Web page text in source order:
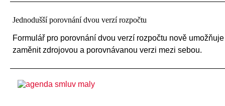
Jednodušší porovnání dvou verzí rozpočtu
Formulář pro porovnání dvou verzí rozpočtu nově
zaměnit zdrojovou a porovnávanou verzi mezi sebou.